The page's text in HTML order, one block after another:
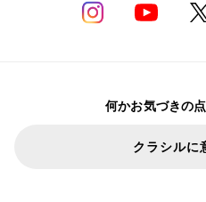
何かお気づきの
クラシルに